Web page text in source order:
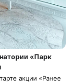
«Парк
акции «Ранее